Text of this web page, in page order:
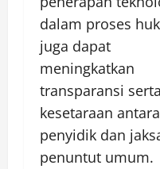
dalam proses
juga dapat
meningkatkan
transparansi serta
kesetaraan antara
penyidik dan
penuntut umum.